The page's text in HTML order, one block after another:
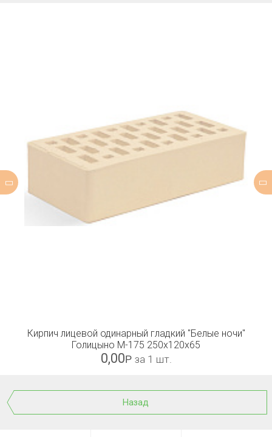
Кирпич лицевой одинарный гладкий "Белые ночи"
Голицыно М-175 250x120x65
0,00Р за 1 шт.
Назад